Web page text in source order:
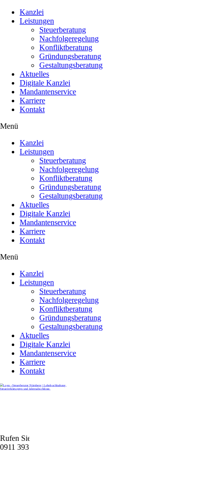
Kanzlei
Leistungen
Steuerberatung
Nachfolgeregelung
Konfliktberatung
Gründungsberatung
Gestaltungsberatung
Aktuelles
Digitale Kanzlei
Mandantenservice
Karriere
Kontakt
Menü
Kanzlei
Leistungen
Steuerberatung
Nachfolgeregelung
Konfliktberatung
Gründungsberatung
Gestaltungsberatung
Aktuelles
Digitale Kanzlei
Mandantenservice
Karriere
Kontakt
Menü
Kanzlei
Leistungen
Steuerberatung
Nachfolgeregelung
Konfliktberatung
Gründungsberatung
Gestaltungsberatung
Aktuelles
Digitale Kanzlei
Mandantenservice
Karriere
Kontakt
Rufen Sie uns gerne an
0911 39372790